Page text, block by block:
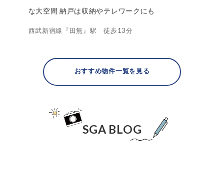
な大空間 納戸は収納やテレワークにも
西武新宿線『田無』駅 徒歩13分
おすすめ物件一覧を見る
SGA BLOG